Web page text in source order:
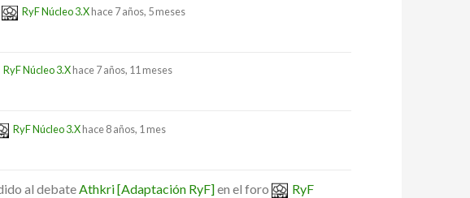
RyF Núcleo 3.Xhace 7 años, 5 meses
RyF Núcleo 3.Xhace 7 años, 11 meses
RyF Núcleo 3.Xhace 8 años, 1 mes
al debate Athkri [Adaptación RyF]en el foro
RyF